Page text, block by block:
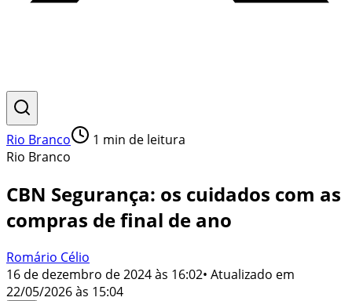
Rio Branco 1 min de leitura
Rio Branco
CBN Segurança: os cuidados com as
compras de final de ano
Romário Célio
16 de dezembro de 2024 às 16:02• Atualizado em
22/05/2026 às 15:04